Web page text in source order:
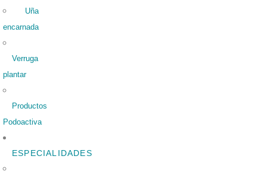
Uña
encarnada
Verruga
plantar
Productos
Podoactiva
ESPECIALIDADES